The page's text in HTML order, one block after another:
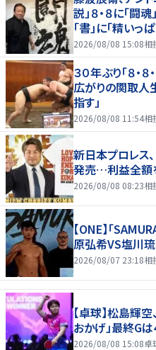
説」８・８に「
「書」に「精いっ
「人間・藤波辰爾
2026/08/08 15:08相
３０年ぶり「８・
広がりの関取
指す」
2026/08/08 11:54相
新日本プロレス
発売…利益全額
2026/08/08 08:23相
【ONE】「
原弘希VS塩川
2026/08/07 23:18相
【卓球】松島輝
おかげ」最終G
2026/08/08 15:08卓